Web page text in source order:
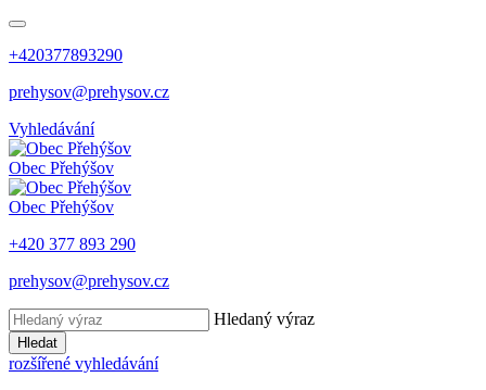
+420377893290
prehysov@prehysov.cz
Vyhledávání
Obec Přehýšov
Obec Přehýšov
+420 377 893 290
prehysov@prehysov.cz
Hledaný výraz
Hledat
rozšířené vyhledávání